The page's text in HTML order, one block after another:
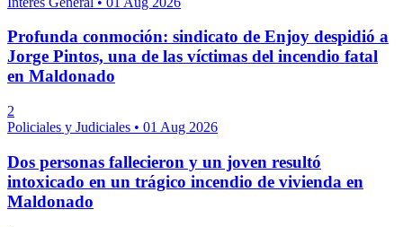
Profunda conmoción: sindicato de Enjoy despidió a
Jorge Pintos, una de las víctimas del incendio fatal
en Maldonado
2
Policiales y Judiciales • 01 Aug 2026
Dos personas fallecieron y un joven resultó
intoxicado en un trágico incendio de vivienda en
Maldonado